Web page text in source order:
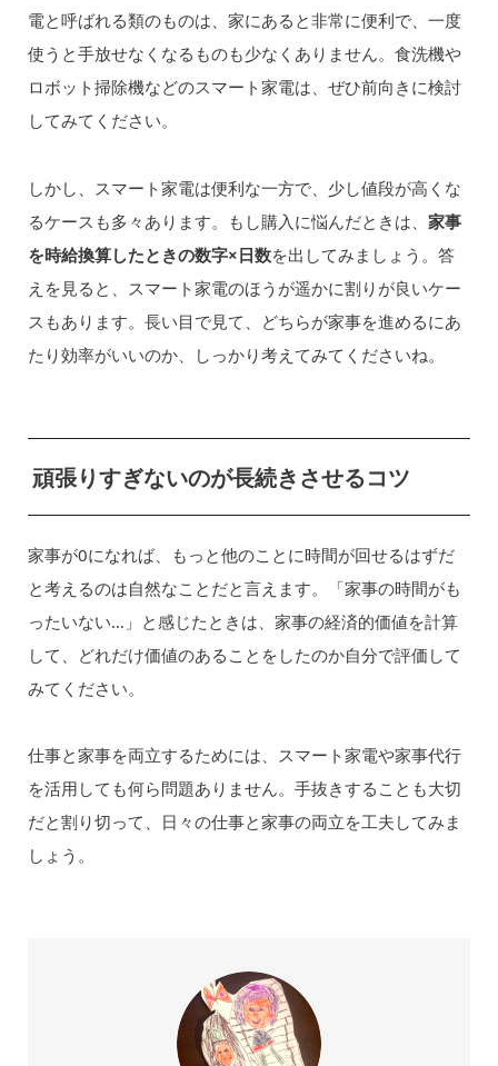
電と呼ばれる類のものは、家にあると非常に便利で、一度
使うと手放せなくなるものも少なくありません。食洗機や
ロボット掃除機などのスマート家電は、ぜひ前向きに検討
してみてください。
しかし、スマート家電は便利な一方で、少し値段が高くな
るケースも多々あります。もし購入に悩んだときは、 家事
を時給換算したときの数字×日数を出してみましょう。答
えを見ると、スマート家電のほうが遥かに割りが良いケー
スもあります。長い目で見て、どちらが家事を進めるにあ
たり効率がいいのか、しっかり考えてみてくださいね。
頑張りすぎないのが長続きさせるコツ
家事が0になれば、もっと他のことに時間が回せるはずだ
と考えるのは自然なことだと言えます。「家事の時間がも
ったいない…」と感じたときは、家事の経済的価値を計算
して、どれだけ価値のあることをしたのか自分で評価して
みてください。
仕事と家事を両立するためには、スマート家電や家事代行
を活用しても何ら問題ありません。手抜きすることも大切
だと割り切って、日々の仕事と家事の両立を工夫してみま
しょう。